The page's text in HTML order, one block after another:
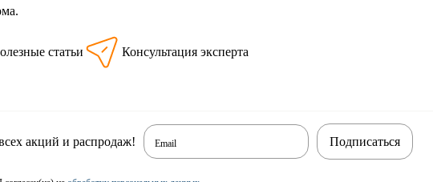
статьи Консультация эксперта
акций и распродаж! Email Подписаться